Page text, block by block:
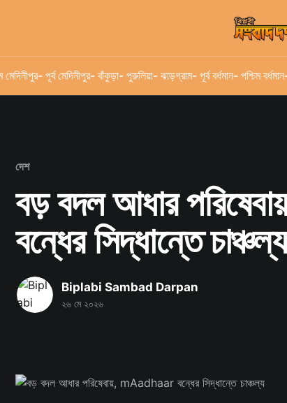
মেদিনীপুর- পূর্ব মেদিনীপুর- বাঁকুড়া- পুরুলিয়া- ঝাড়গ্রাম- পূর্ব বর্ধমান- পশ্চিম বর্ধমান
দেশ
বড় বদল আধার
বন্ধের সিদ্ধান্তে চাঞ্চল্য
Biplabi Sambad Darpan
২৬ মে ২০২৬